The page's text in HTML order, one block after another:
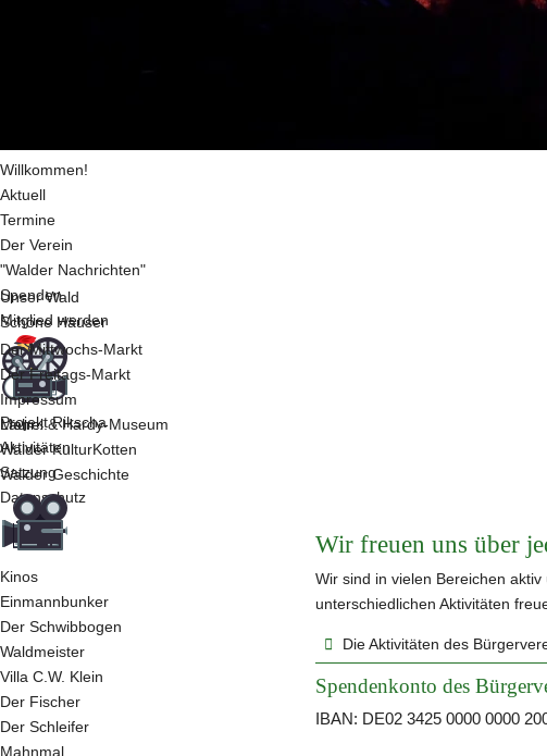
Willkommen!
Aktuell
Termine
Der Verein
"Walder Nachrichten"
Spenden
Mitglied werden
Projekt Rikscha
Aktivitäten
Satzung
Datenschutz
Unser Wald
Schöne Häuser
Laurel & Hardy-Museum
Walder KulturKotten
Walder Geschichte
Kinos
Einmannbunker
Der Schwibbogen
Waldmeister
Villa C.W. Klein
Der Fischer
Der Schleifer
Mahnmal
Der Mittwochs-Markt
Der Freitags-Markt
Impressum
Mehr...
Wir freuen uns über
Wir sind in vielen Bereichen
unterschiedlichen Aktivitäten
Die Aktivitäten des
Spendenkonto des
IBAN: DE02 3425 0000 0000